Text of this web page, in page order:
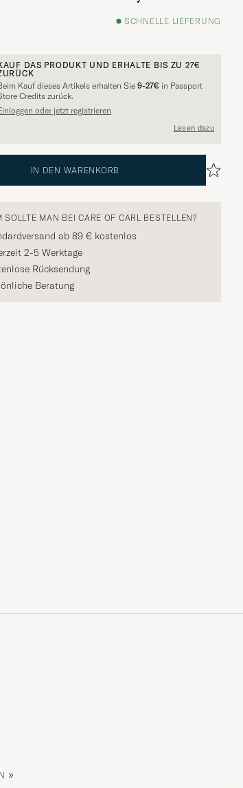
Alternativen?
SCHNELLE LIEFERUNG
DAS PRODUKT UND ERHALTE BIS ZU 27€
Kauf dieses Artikels erhalten Sie 9-27€ in Passport
Credits zurück.
oder jetzt registrieren
Lesen dazu
IN DEN WARENKORB
SOLLTE MAN BEI CARE OF CARL BESTELLEN?
ab 89 € kostenlos
2-5 Werktage
Rücksendung
Beratung
»